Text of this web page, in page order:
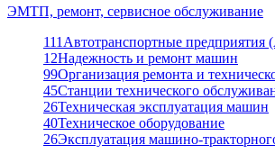
ЭМТП, ремонт, сервисное обслуживание
111 Автотранспортные предприятия
12Надежность и ремонт машин
99Организация ремонта и
45Станции технического
26Техническая эксплуатация машин
40Техническое оборудование
26Эксплуатация машино-